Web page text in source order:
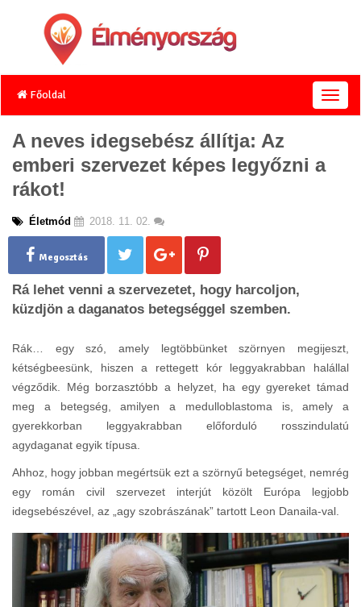
Főoldal
T
o
A neves idegsebész állítja: Az
emberi szervezet képes legyőzni a
rákot!
Életmód 2018. 11. 02.
Megosztás
Rá lehet venni a szervezetet, hogy harcoljon,
küzdjön a daganatos betegséggel szemben.
Rák… egy szó, amely legtöbbünket szörnyen megijeszt,
kétségbeesünk, hiszen a rettegett kór leggyakrabban halállal
végződik. Még borzasztóbb a helyzet, ha egy gyereket támad
meg a betegség, amilyen a medulloblastoma is, amely a
gyerekkorban leggyakrabban előforduló rosszindulatú
agydaganat egyik típusa.
Ahhoz, hogy jobban megértsük ezt a szörnyű betegséget, nemrég
egy román civil szervezet interjút közölt Európa legjobb
idegsebészével, az „agy szobrászának” tartott Leon Danaila-val.